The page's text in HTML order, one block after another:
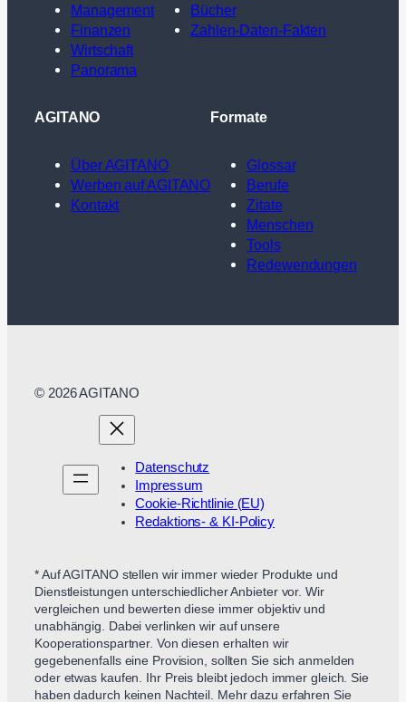
Management
Finanzen
Wirtschaft
Panorama
Bücher
Zahlen-Daten-Fakten
AGITANO
Über AGITANO
Werben auf AGITANO
Kontakt
Formate
Glossar
Berufe
Zitate
Menschen
Tools
Redewendungen
© 2026 AGITANO
Datenschutz
Impressum
Cookie-Richtlinie (EU)
Redaktions- & KI-Policy
* Auf AGITANO stellen wir immer wieder Produkte und
Dienstleistungen unterschiedlicher Anbieter vor. Wir
vergleichen und bewerten diese immer objektiv und
unabhängig. Dabei verlinken wir auf unsere
Kooperationspartner. Von diesen erhalten wir
gegebenenfalls eine Provision, sollten Sie sich anmelden
oder etwas kaufen. Ihr Preis bleibt jedoch immer gleich. Sie
haben dadurch keinen Nachteil. Mehr dazu erfahren Sie